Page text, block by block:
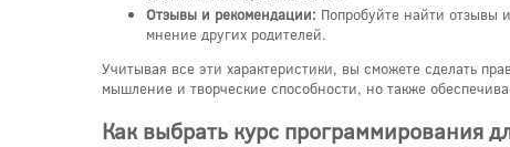
Отзывы и рекомендации: Попробуйте найти отзывы
мнение других родителей.
Учитывая все эти характеристики, вы сможете сделать
мышление и творческие способности, но также
Как выбрать курс программирования